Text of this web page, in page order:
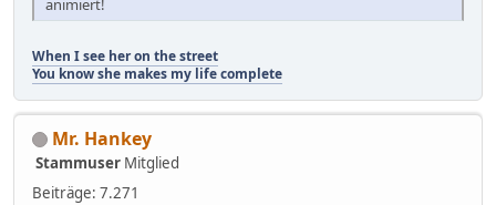
When I see her on the street
You know she makes my life complete
Mr. Hankey
Stammuser Mitglied
Beiträge: 7.271